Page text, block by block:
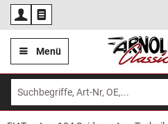
Menü